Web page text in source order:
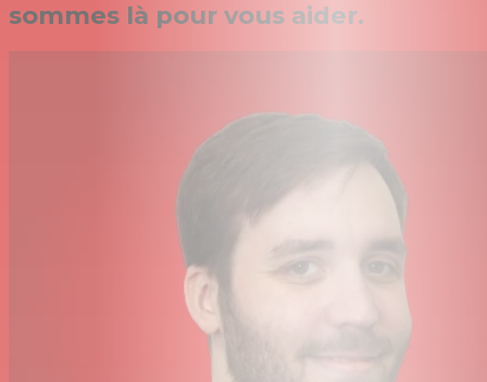
sommes là pour vous aider.